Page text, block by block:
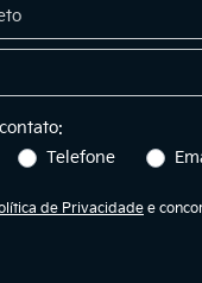
Telefone
de Privacidade e